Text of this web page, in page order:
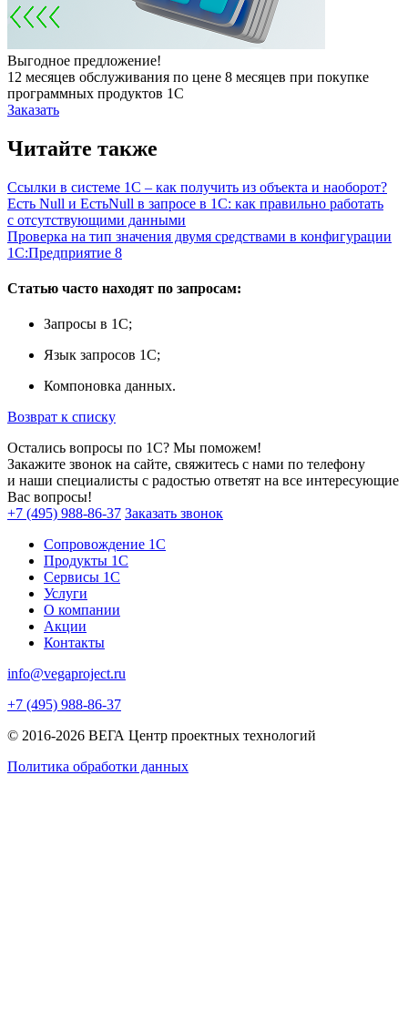
Выгодное предложение!
12 месяцев обслуживания по цене 8 месяцев при покупке
программных продуктов 1С
Заказать
Читайте также
Ссылки в системе 1С – как получить из объекта и наоборот?
Есть Null и ЕстьNull в запросе в 1С: как правильно работать
с отсутствующими данными
Проверка на тип значения двумя средствами в конфигурации
1С:Предприятие 8
Статью часто находят по запросам:
Запросы в 1С;
Язык запросов 1С;
Компоновка данных.
Возврат к списку
Остались вопросы по 1С? Мы поможем!
Закажите звонок на сайте, свяжитесь с нами по телефону
и наши специалисты с радостью ответят на все интересующие
Вас вопросы!
+7 (495) 988-86-37 Заказать звонок
Сопровождение 1С
Продукты 1С
Сервисы 1С
Услуги
О компании
Акции
Контакты
info@vegaproject.ru
+7 (495) 988-86-37
© 2016-2026 ВЕГА Центр проектных технологий
Политика обработки данных